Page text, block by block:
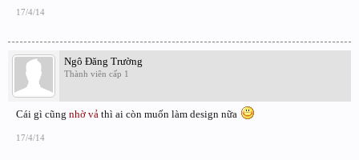
17/4/14
Ngô Đăng Trường
Thành viên cấp 1
Cái gì cũng nhờ vả thì ai còn muốn làm design nữa
17/4/14